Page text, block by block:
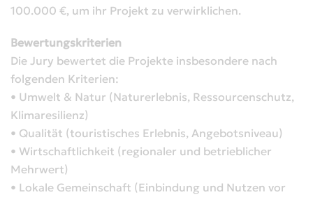
100.000 €, um ihr Projekt zu verwirklichen.
Bewertungskriterien
Die Jury bewertet die Projekte insbesondere nach
folgenden Kriterien:
• Umwelt & Natur (Naturerlebnis, Ressourcenschutz,
Klimaresilienz)
• Qualität (touristisches Erlebnis, Angebotsniveau)
• Wirtschaftlichkeit (regionaler und betrieblicher
Mehrwert)
• Lokale Gemeinschaft (Einbindung und Nutzen vor